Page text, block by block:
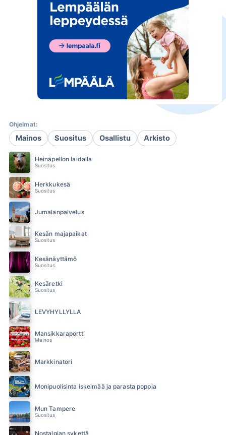
Ohjelmat:
Mainos Suositus Osallistu Arkisto
Heinäpellon laidalla
Suositus
Herkkukesä
Suositus
Jumalanpalvelus
Kesän majapaikat
Suositus
Kesänäyttämö
Suositus
Kesäretki
Suositus
LEVYHYLLYLLÄ
Mansikkaraportti
Mainos
Markkinatori
Monipuolisinta iskelmää ja parasta poppia
Mun Tampere
Suositus
Nostalgian sykettä